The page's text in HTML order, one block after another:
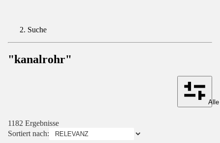
Suche
"kanalrohr"
1182 Ergebnisse
Sortiert nach: